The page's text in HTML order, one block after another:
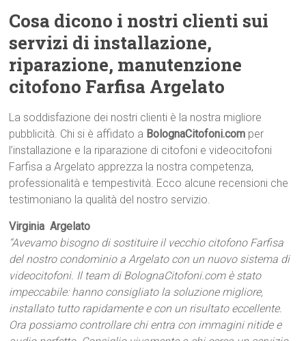
Cosa dicono i nostri clienti sui
servizi di installazione,
riparazione, manutenzione
citofono Farfisa Argelato
La soddisfazione dei nostri clienti è la nostra migliore
pubblicità. Chi si è affidato a BolognaCitofoni.com per
l’installazione e la riparazione di citofoni e videocitofoni
Farfisa a Argelato apprezza la nostra competenza,
professionalità e tempestività. Ecco alcune recensioni che
testimoniano la qualità del nostro servizio.
Virginia  Argelato
“Avevamo bisogno di sostituire il vecchio citofono Farfisa
del nostro condominio a Argelato con un nuovo sistema di
videocitofoni. Il team di BolognaCitofoni.com è stato
impeccabile: hanno consigliato la soluzione migliore,
installato tutto rapidamente e con un risultato eccellente.
Ora possiamo controllare chi entra con immagini nitide e